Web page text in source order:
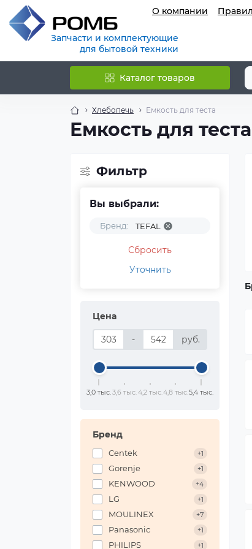
Запчасти и комплектующие
для бытовой техники
О компании
Каталог товаров
Хлебопечь Емкость для теста
Емкость для
Фильтр
Вы выбрали:
Бренд: TEFAL
Сбросить
Уточнить
Цена
- руб.
3,0 тыс.3,6 тыс.4,2 тыс.4,8 тыс.5,4 тыс.
Бренд
Centek +1
Gorenje +1
KENWOOD +4
LG +1
MOULINEX +7
Panasonic +1
PHILIPS +1